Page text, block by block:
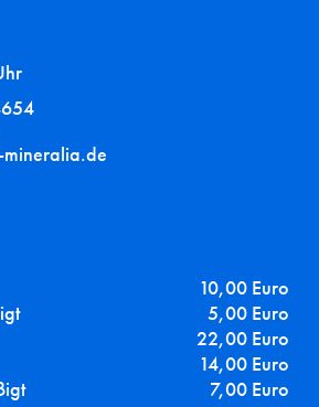
mineralia.de
10,00 Euro
5,00 Euro
22,00 Euro
14,00 Euro
7,00 Euro